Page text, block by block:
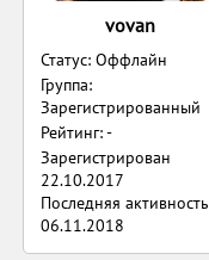
vovan
Статус: Оффлайн
Группа:
Зарегистрированный
Рейтинг: -
Зарегистрирован
22.10.2017
Последняя активность
06.11.2018